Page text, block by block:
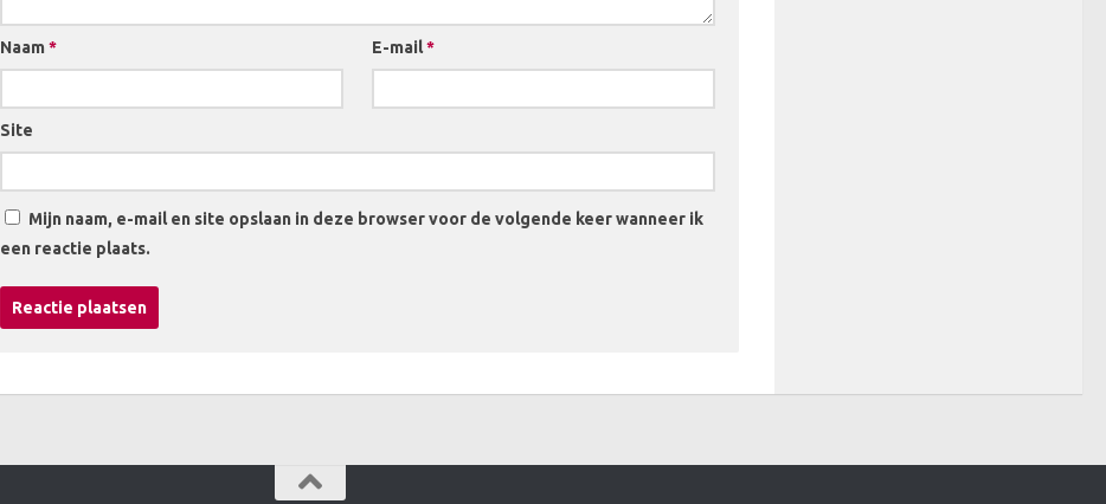
Naam * E-mail*
Site
Mijn naam, e-mail en site opslaan in deze browser voor de volgende keer wanneer ik
een reactie plaats.